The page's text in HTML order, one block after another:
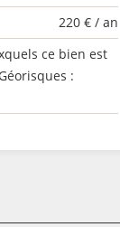
220 € / an
ce bien est
: